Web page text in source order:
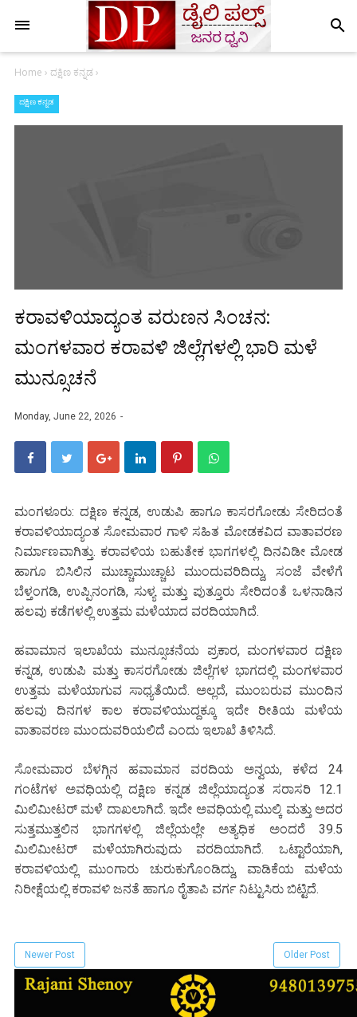
search
Home › ದಕ್ಷಿಣ ಕನ್ನಡ›
ದಕ್ಷಿಣ ಕನ್ನಡ
ಕರಾವಳಿಯಾದ್ಯಂತ ವರುಣನ ಸಿಂಚನ:
ಮಂಗಳವಾರ ಕರಾವಳಿ ಜಿಲ್ಲೆಗಳಲ್ಲಿ ಭಾರಿ ಮಳೆ
ಮುನ್ಸೂಚನೆ
Monday, June 22, 2026
ಮಂಗಳೂರು: ದಕ್ಷಿಣ ಕನ್ನಡ, ಉಡುಪಿ ಹಾಗೂ ಕಾಸರಗೋಡು ಸೇರಿದಂತೆ
ಕರಾವಳಿಯಾದ್ಯಂತ ಸೋಮವಾರ ಗಾಳಿ ಸಹಿತ ಮೋಡಕವಿದ ವಾತಾವರಣ
ನಿರ್ಮಾಣವಾಗಿತ್ತು. ಕರಾವಳಿಯ ಬಹುತೇಕ ಭಾಗಗಳಲ್ಲಿ ದಿನವಿಡೀ ಮೋಡ
ಹಾಗೂ ಬಿಸಿಲಿನ ಮುಚ್ಚಾಮುಚ್ಚಾಟ ಮುಂದುವರಿದಿದ್ದು, ಸಂಜೆ ವೇಳೆಗೆ
ಬೆಳ್ತಂಗಡಿ, ಉಪ್ಪಿನಂಗಡಿ, ಸುಳ್ಯ ಮತ್ತು ಪುತ್ತೂರು ಸೇರಿದಂತೆ ಒಳನಾಡಿನ
ಹಲವು ಕಡೆಗಳಲ್ಲಿ ಉತ್ತಮ ಮಳೆಯಾದ ವರದಿಯಾಗಿದೆ.
ಹವಾಮಾನ ಇಲಾಖೆಯ ಮುನ್ಸೂಚನೆಯ ಪ್ರಕಾರ, ಮಂಗಳವಾರ ದಕ್ಷಿಣ
ಕನ್ನಡ, ಉಡುಪಿ ಮತ್ತು ಕಾಸರಗೋಡು ಜಿಲ್ಲೆಗಳ ಭಾಗದಲ್ಲಿ ಮಂಗಳವಾರ
ಉತ್ತಮ ಮಳೆಯಾಗುವ ಸಾಧ್ಯತೆಯಿದೆ. ಅಲ್ಲದೆ, ಮುಂಬರುವ ಮುಂದಿನ
ಹಲವು ದಿನಗಳ ಕಾಲ ಕರಾವಳಿಯುದ್ದಕ್ಕೂ ಇದೇ ರೀತಿಯ ಮಳೆಯ
ವಾತಾವರಣ ಮುಂದುವರಿಯಲಿದೆ ಎಂದು ಇಲಾಖೆ ತಿಳಿಸಿದೆ.
ಸೋಮವಾರ ಬೆಳಗ್ಗಿನ ಹವಾಮಾನ ವರದಿಯ ಅನ್ವಯ, ಕಳೆದ 24
ಗಂಟೆಗಳ ಅವಧಿಯಲ್ಲಿ ದಕ್ಷಿಣ ಕನ್ನಡ ಜಿಲ್ಲೆಯಾದ್ಯಂತ ಸರಾಸರಿ 12.1
ಮಿಲಿಮೀಟರ್ ಮಳೆ ದಾಖಲಾಗಿದೆ. ಇದೇ ಅವಧಿಯಲ್ಲಿ ಮುಲ್ಕಿ ಮತ್ತು ಅದರ
ಸುತ್ತಮುತ್ತಲಿನ ಭಾಗಗಳಲ್ಲಿ ಜಿಲ್ಲೆಯಲ್ಲೇ ಅತ್ಯಧಿಕ ಅಂದರೆ 39.5
ಮಿಲಿಮೀಟರ್ ಮಳೆಯಾಗಿರುವುದು ವರದಿಯಾಗಿದೆ. ಒಟ್ಟಾರೆಯಾಗಿ,
ಕರಾವಳಿಯಲ್ಲಿ ಮುಂಗಾರು ಚುರುಕುಗೊಂಡಿದ್ದು, ವಾಡಿಕೆಯ ಮಳೆಯ
ನಿರೀಕ್ಷೆಯಲ್ಲಿ ಕರಾವಳಿ ಜನತೆ ಹಾಗೂ ರೈತಾಪಿ ವರ್ಗ ನಿಟ್ಟುಸಿರು ಬಿಟ್ಟಿದೆ.
Newer Post Older Post